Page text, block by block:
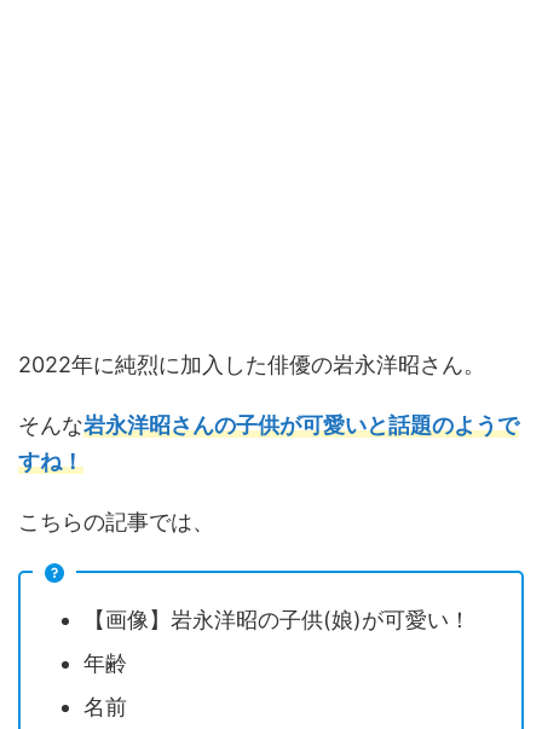
2022年に純烈に加入した俳優の岩永洋昭さん。
そんな岩永洋昭さんの子供が可愛いと話題のようで
すね！
こちらの記事では、
【画像】岩永洋昭の子供(娘)が可愛い！
年齢
名前